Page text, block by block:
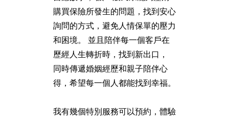
購買保險所發生的問題，找到安心
詢問的方式，避免人情保單的壓力
和困境。 並且陪伴每一個客戶在
歷經人生轉折時，找到新出口，
同時傳遞婚姻經歷和親子陪伴心
得，希望每一個人都能找到幸福。
我有幾個特別服務可以預約，體驗